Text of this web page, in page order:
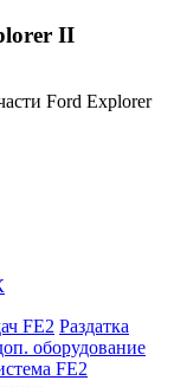
II
Ford Explorer
FE2 Раздатка
оборудование
FE2